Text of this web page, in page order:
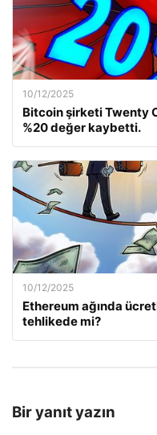
10/12/2025
Bitcoin şirketi Twenty
%20 değer kaybetti.
10/12/2025
Ethereum ağında
tehlikede mi?
Bir yanıt yazın